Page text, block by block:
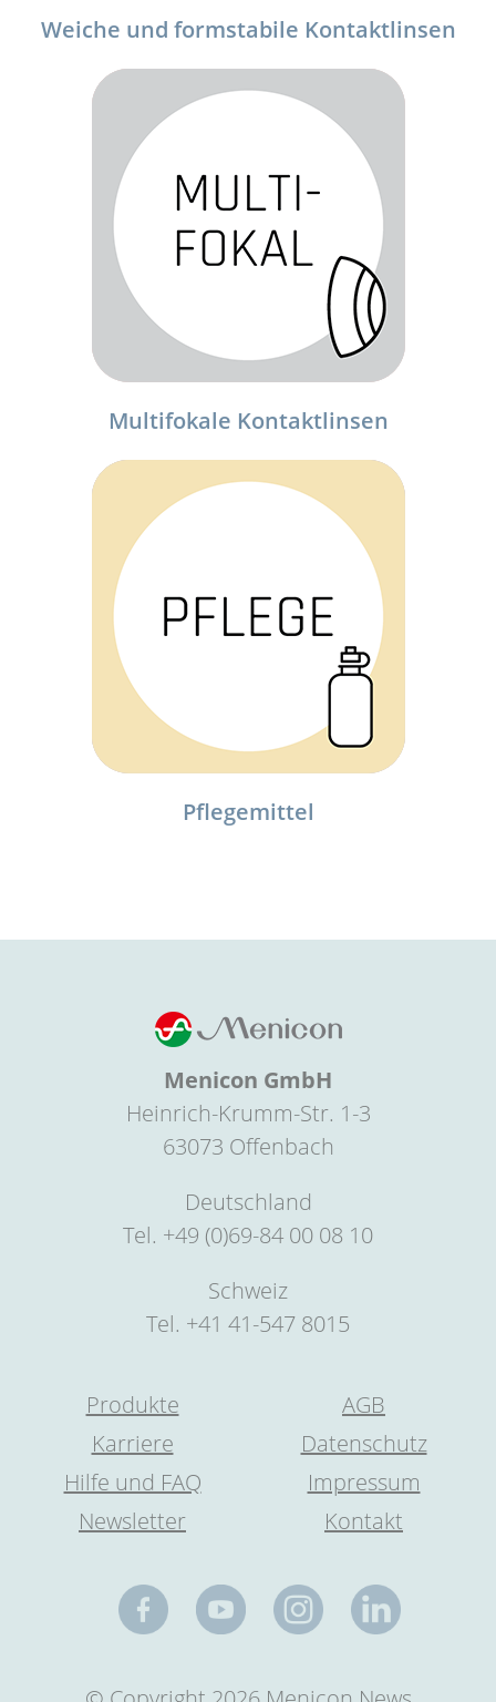
Weiche und formstabile Kontaktlinsen
Multifokale Kontaktlinsen
Pflegemittel
Menicon GmbH
Heinrich-Krumm-Str. 1-3
63073 Offenbach
Deutschland
Tel. +49 (0)69-84 00 08 10
Schweiz
Tel. +41 41-547 8015
Produkte
Karriere
Hilfe und FAQ
Newsletter
AGB
Datenschutz
Impressum
Kontakt